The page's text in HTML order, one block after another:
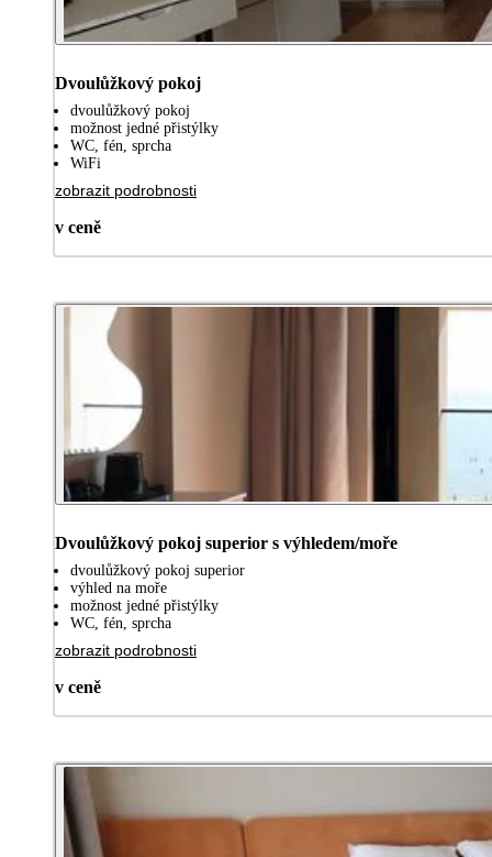
Dvoulůžkový pokoj
dvoulůžkový pokoj
možnost jedné přistýlky
WC, fén, sprcha
WiFi
zobrazit podrobnosti
v ceně
Dvoulůžkový pokoj superior s výhledem/moře
dvoulůžkový pokoj superior
výhled na moře
možnost jedné přistýlky
WC, fén, sprcha
zobrazit podrobnosti
v ceně